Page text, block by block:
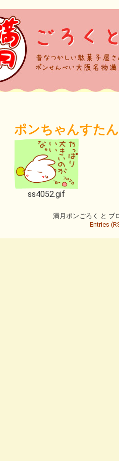
ポンちゃんすた
ss4052.gif
満月ポンごろく と ブ
Entries